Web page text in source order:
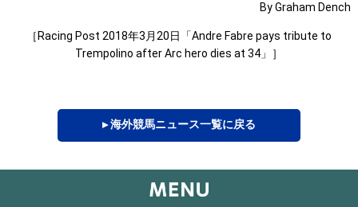
By Graham Dench
［Racing Post 2018年3月20日「Andre Fabre pays tribute to
Trempolino after Arc hero dies at 34」］
▸ 海外競馬ニュース一覧に戻る